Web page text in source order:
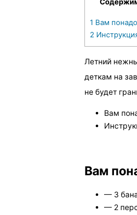
1 Вам
2
Летний
деткам на
не будет
Вам
Вам
— 3
— 2